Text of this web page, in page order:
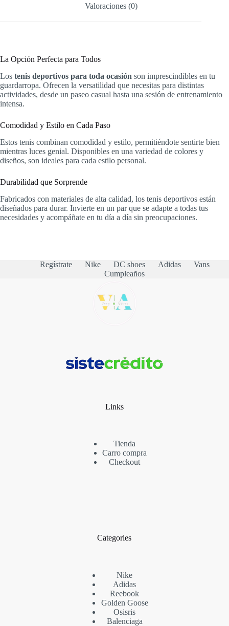
Valoraciones (0)
La Opción Perfecta para Todos
Los tenis deportivos para toda ocasión son imprescindibles en tu
guardarropa. Ofrecen la versatilidad que necesitas para distintas
actividades, desde un paseo casual hasta una sesión de entrenamiento
intensa.
Comodidad y Estilo en Cada Paso
Estos tenis combinan comodidad y estilo, permitiéndote sentirte bien
mientras luces genial. Disponibles en una variedad de colores y
diseños, son ideales para cada estilo personal.
Durabilidad que Sorprende
Fabricados con materiales de alta calidad, los tenis deportivos están
diseñados para durar. Invierte en un par que se adapte a todas tus
necesidades y acompáñate en tu día a día sin preocupaciones.
Regístrate Nike DC shoes Adidas
Vans
Cumpleaños
Links
Tienda
Carro compra
Checkout
Categories
Nike
Adidas
Reebook
Golden Goose
Osisris
Balenciaga